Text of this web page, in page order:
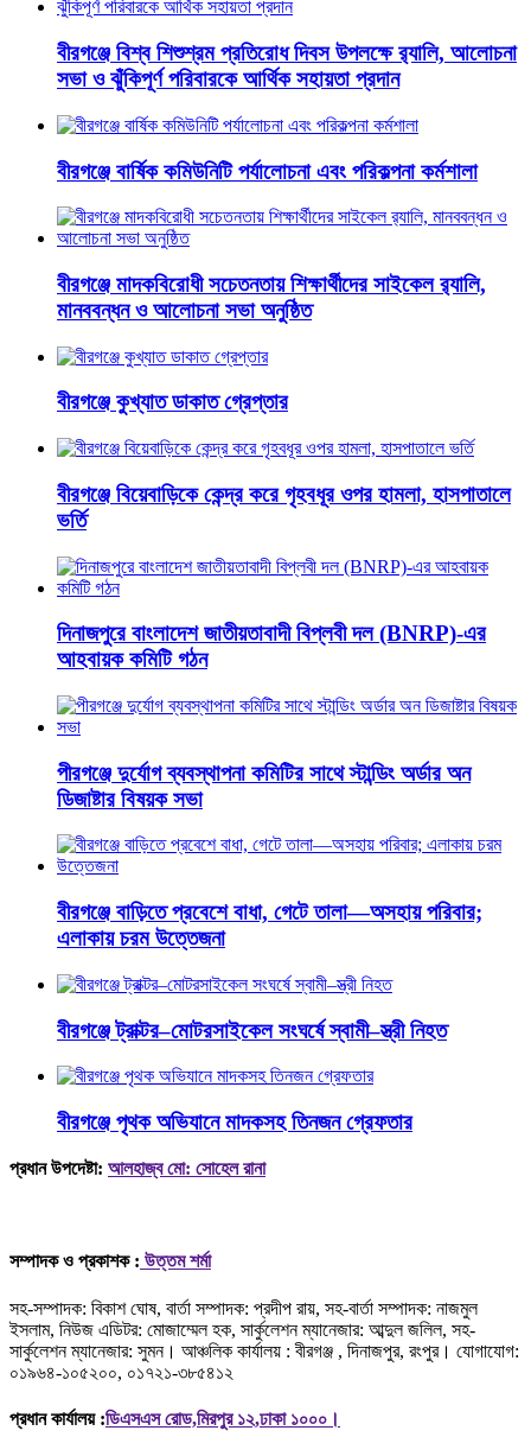
বীরগঞ্জে বিশ্ব শিশুশ্রম প্রতিরোধ দিবস উপলক্ষে র‍্যালি, আলোচনা
সভা ও ঝুঁকিপূর্ণ পরিবারকে আর্থিক সহায়তা প্রদান
বীরগঞ্জে বার্ষিক কমিউনিটি পর্যালোচনা এবং পরিকল্পনা কর্মশালা
বীরগঞ্জে মাদকবিরোধী সচেতনতায় শিক্ষার্থীদের সাইকেল র‌্যালি,
মানববন্ধন ও আলোচনা সভা অনুষ্ঠিত
বীরগঞ্জে কুখ্যাত ডাকাত গ্রেপ্তার
বীরগঞ্জে বিয়েবাড়িকে কেন্দ্র করে গৃহবধূর ওপর হামলা, হাসপাতালে
ভর্তি
দিনাজপুরে বাংলাদেশ জাতীয়তাবাদী বিপ্লবী দল (BNRP)-এর
আহবায়ক কমিটি গঠন
পীরগঞ্জে দুর্যোগ ব্যবস্থাপনা কমিটির সাথে স্টান্ডিং অর্ডার অন
ডিজাষ্টার বিষয়ক সভা
বীরগঞ্জে বাড়িতে প্রবেশে বাধা, গেটে তালা—অসহায় পরিবার;
এলাকায় চরম উত্তেজনা
বীরগঞ্জে ট্রাক্টর–মোটরসাইকেল সংঘর্ষে স্বামী–স্ত্রী নিহত
বীরগঞ্জে পৃথক অভিযানে মাদকসহ তিনজন গ্রেফতার
প্রধান উপদেষ্টা: আলহাজ্ব মো: সোহেল রানা
সম্পাদক ও প্রকাশক : উত্তম শর্মা
সহ-সম্পাদক: বিকাশ ঘোষ, বার্তা সম্পাদক: প্রদীপ রায়, সহ-বার্তা সম্পাদক: নাজমুল
ইসলাম, নিউজ এডিটর: মোজাম্মেল হক, সার্কুলেশন ম্যানেজার: আব্দুল জলিল, সহ-
সার্কুলেশন ম্যানেজার: সুমন। আঞ্চলিক কার্যালয় : বীরগঞ্জ , দিনাজপুর, রংপুর। যোগাযোগ:
০১৯৬৪-১০৫২০০, ০১৭২১-৩৮৫৪১২
প্রধান কার্যালয় :ডিএসএস রোড,মিরপুর ১২,ঢাকা ১০০০।